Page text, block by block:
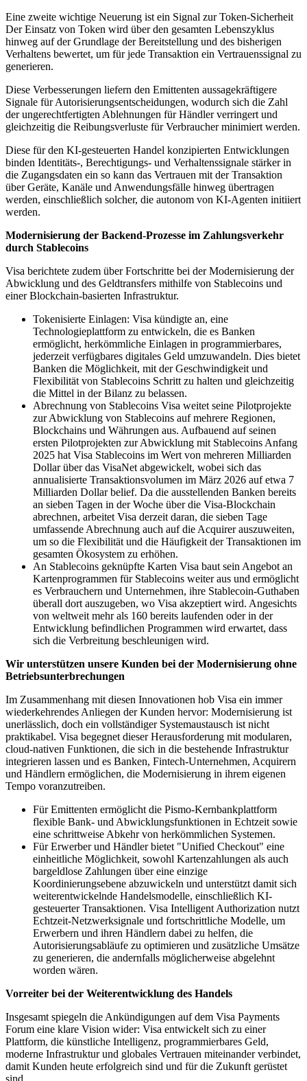
Eine zweite wichtige Neuerung ist ein Signal zur Token-Sicherheit
Der Einsatz von Token wird über den gesamten Lebenszyklus
hinweg auf der Grundlage der Bereitstellung und des bisherigen
Verhaltens bewertet, um für jede Transaktion ein Vertrauenssignal zu
generieren.
Diese Verbesserungen liefern den Emittenten aussagekräftigere
Signale für Autorisierungsentscheidungen, wodurch sich die Zahl
der ungerechtfertigten Ablehnungen für Händler verringert und
gleichzeitig die Reibungsverluste für Verbraucher minimiert werden.
Diese für den KI-gesteuerten Handel konzipierten Entwicklungen
binden Identitäts-, Berechtigungs- und Verhaltenssignale stärker in
die Zugangsdaten ein so kann das Vertrauen mit der Transaktion
über Geräte, Kanäle und Anwendungsfälle hinweg übertragen
werden, einschließlich solcher, die autonom von KI-Agenten initiiert
werden.
Modernisierung der Backend-Prozesse im Zahlungsverkehr
durch Stablecoins
Visa berichtete zudem über Fortschritte bei der Modernisierung der
Abwicklung und des Geldtransfers mithilfe von Stablecoins und
einer Blockchain-basierten Infrastruktur.
Tokenisierte Einlagen: Visa kündigte an, eine
Technologieplattform zu entwickeln, die es Banken
ermöglicht, herkömmliche Einlagen in programmierbares,
jederzeit verfügbares digitales Geld umzuwandeln. Dies bietet
Banken die Möglichkeit, mit der Geschwindigkeit und
Flexibilität von Stablecoins Schritt zu halten und gleichzeitig
die Mittel in der Bilanz zu belassen.
Abrechnung von Stablecoins Visa weitet seine Pilotprojekte
zur Abwicklung von Stablecoins auf mehrere Regionen,
Blockchains und Währungen aus. Aufbauend auf seinen
ersten Pilotprojekten zur Abwicklung mit Stablecoins Anfang
2025 hat Visa Stablecoins im Wert von mehreren Milliarden
Dollar über das VisaNet abgewickelt, wobei sich das
annualisierte Transaktionsvolumen im März 2026 auf etwa 7
Milliarden Dollar belief. Da die ausstellenden Banken bereits
an sieben Tagen in der Woche über die Visa-Blockchain
abrechnen, arbeitet Visa derzeit daran, die sieben Tage
umfassende Abrechnung auch auf die Acquirer auszuweiten,
um so die Flexibilität und die Häufigkeit der Transaktionen im
gesamten Ökosystem zu erhöhen.
An Stablecoins geknüpfte Karten Visa baut sein Angebot an
Kartenprogrammen für Stablecoins weiter aus und ermöglicht
es Verbrauchern und Unternehmen, ihre Stablecoin-Guthaben
überall dort auszugeben, wo Visa akzeptiert wird. Angesichts
von weltweit mehr als 160 bereits laufenden oder in der
Entwicklung befindlichen Programmen wird erwartet, dass
sich die Verbreitung beschleunigen wird.
Wir unterstützen unsere Kunden bei der Modernisierung ohne
Betriebsunterbrechungen
Im Zusammenhang mit diesen Innovationen hob Visa ein immer
wiederkehrendes Anliegen der Kunden hervor: Modernisierung ist
unerlässlich, doch ein vollständiger Systemaustausch ist nicht
praktikabel. Visa begegnet dieser Herausforderung mit modularen,
cloud-nativen Funktionen, die sich in die bestehende Infrastruktur
integrieren lassen und es Banken, Fintech-Unternehmen, Acquirern
und Händlern ermöglichen, die Modernisierung in ihrem eigenen
Tempo voranzutreiben.
Für Emittenten ermöglicht die Pismo-Kernbankplattform
flexible Bank- und Abwicklungsfunktionen in Echtzeit sowie
eine schrittweise Abkehr von herkömmlichen Systemen.
Für Erwerber und Händler bietet "Unified Checkout" eine
einheitliche Möglichkeit, sowohl Kartenzahlungen als auch
bargeldlose Zahlungen über eine einzige
Koordinierungsebene abzuwickeln und unterstützt damit sich
weiterentwickelnde Handelsmodelle, einschließlich KI-
gesteuerter Transaktionen. Visa Intelligent Authorization nutzt
Echtzeit-Netzwerksignale und fortschrittliche Modelle, um
Erwerbern und ihren Händlern dabei zu helfen, die
Autorisierungsabläufe zu optimieren und zusätzliche Umsätze
zu generieren, die andernfalls möglicherweise abgelehnt
worden wären.
Vorreiter bei der Weiterentwicklung des Handels
Insgesamt spiegeln die Ankündigungen auf dem Visa Payments
Forum eine klare Vision wider: Visa entwickelt sich zu einer
Plattform, die künstliche Intelligenz, programmierbares Geld,
moderne Infrastruktur und globales Vertrauen miteinander verbindet,
damit Kunden heute erfolgreich sind und für die Zukunft gerüstet
sind.